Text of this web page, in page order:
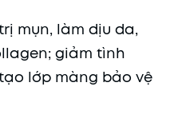
mụn, làm dịu da,
giảm tình
lớp màng bảo vệ